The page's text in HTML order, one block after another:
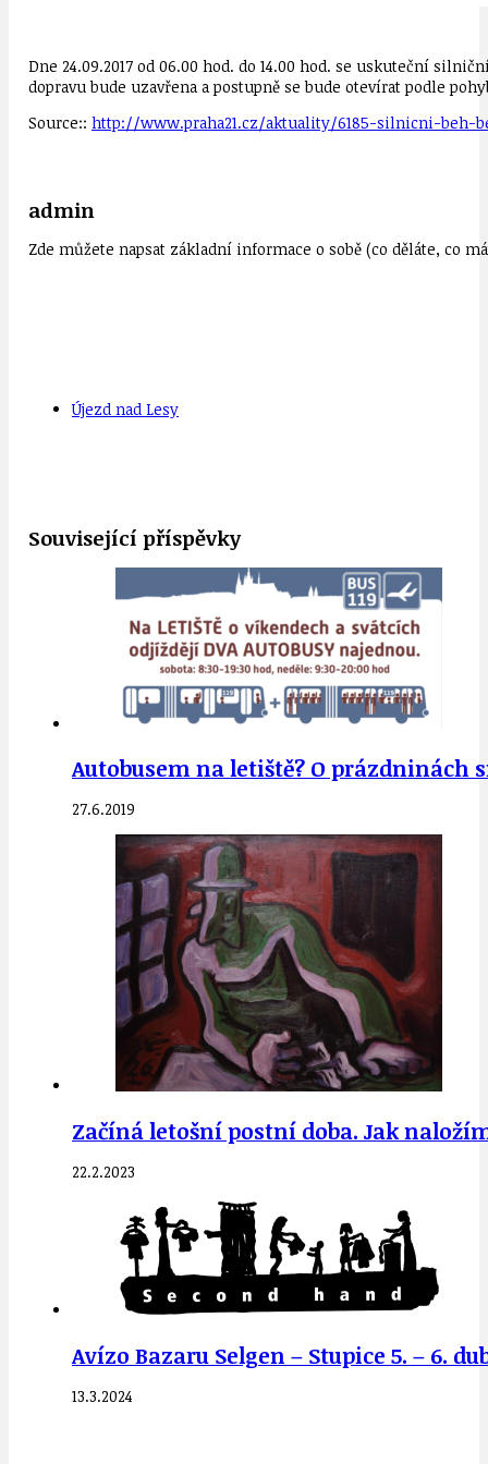
Dne 24.09.2017 od 06.00 hod. do 14.00 hod. se uskuteční
dopravu bude uzavřena a postupně se bude otevírat podle
Source:: http://www.praha21.cz/aktuality/6185-silnicni-beh-
admin
Zde můžete napsat základní informace o sobě (co děláte, co
Újezd nad Lesy
Související příspěvky
Autobusem na letiště? O prázdninách
27.6.2019
Začíná letošní postní doba. Jak
22.2.2023
Avízo Bazaru Selgen – Stupice 5. – 6.
13.3.2024